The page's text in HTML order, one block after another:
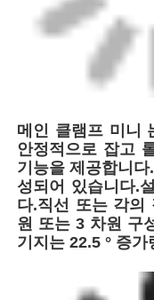
품질 관리
견적 요청
부트 퓨전 용접기
파이프 부트 용접
전기융합 장착장치
메인 클램프 미니
안정적으로 잡고
기능을 제공합니
성되어 있습니다.
다.직선 또는 각의
원 또는 3 차원 구
기지는 22.5 ° 증